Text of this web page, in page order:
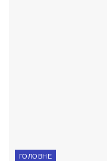
ГОЛОВНЕ